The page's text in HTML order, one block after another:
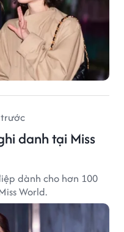
danh tại Miss
dành cho hơn 100
World.